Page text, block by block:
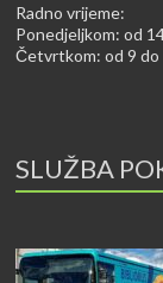
Radno vrijeme:
Ponedjeljkom: od
Četvrtkom: od 9 do
SLUŽBA